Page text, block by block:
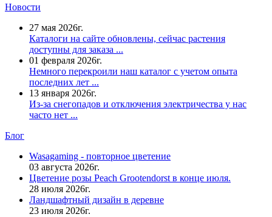
Новости
27 мая 2026г.
Каталоги на сайте обновлены, сейчас растения
доступны для заказа ...
01 февраля 2026г.
Немного перекроили наш каталог с учетом опыта
последних лет ...
13 января 2026г.
Из-за снегопадов и отключения электричества у нас
часто нет ...
Блог
Wasagaming - повторное цветение
03 августа 2026г.
Цветение розы Peach Grootendorst в конце июля.
28 июля 2026г.
Ландшафтный дизайн в деревне
23 июля 2026г.